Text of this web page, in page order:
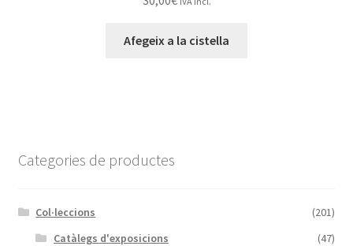
Afegeix a la cistella
Categories de productes
Col·leccions
(201)
Catàlegs d'exposicions
(47)